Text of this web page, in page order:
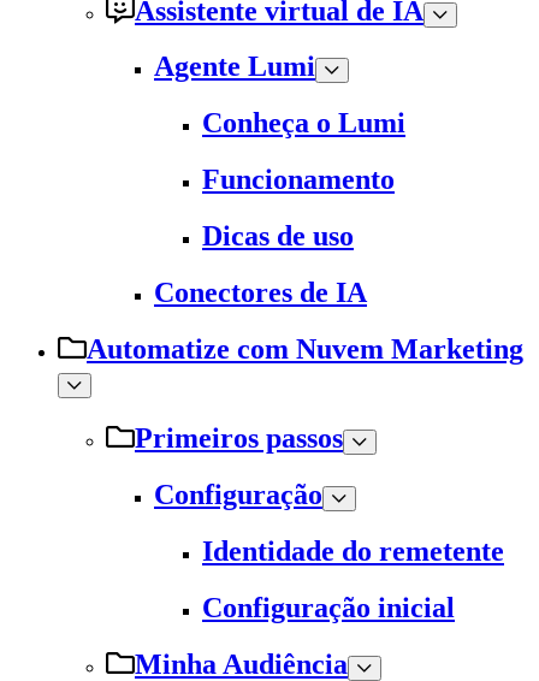
Assistente virtual de IA
Agente Lumi
Conheça o Lumi
Funcionamento
Dicas de uso
Conectores de IA
Automatize com Nuvem Marketing
Primeiros passos
Configuração
Identidade do remetente
Configuração inicial
Minha Audiência